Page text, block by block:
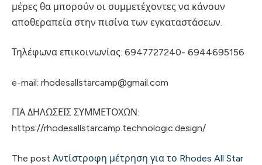
μέρες θα μπορούν οι συμμετέχοντες να κάνουν
αποθεραπεία στην πισίνα των εγκαταστάσεων.
Τηλέφωνα επικοινωνίας: 6947727240- 6944695156
e-mail: rhodesallstarcamp@gmail.com
ΓΙΑ ΔΗΛΩΣΕΙΣ ΣΥΜΜΕΤΟΧΩΝ:
https://rhodesallstarcamp.technologic.design/
The post Αντίστροφη μέτρηση για το Rhodes All Star